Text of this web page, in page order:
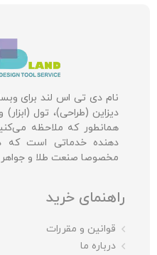
نام دی تی اس لند برای
دیزاین (طراحی)، تول
همانطور که ملاحظه
دهنده خدماتی است که
مخصوصا صنعت طلا و جواهر
راهنمای خرید
قوانین و مقررات
درباره ما